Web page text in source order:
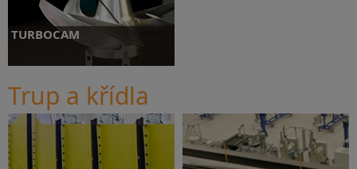
TURBOCAM
Více informací
Trup a křídla